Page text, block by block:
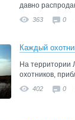
давно
363 0
Каждый
На территории
охотников,
402 0